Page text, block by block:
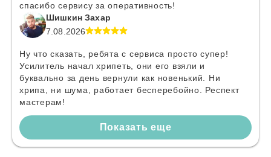
спасибо сервису за оперативность!
Шишкин Захар
7.08.2026
Ну что сказать, ребята с сервиса просто супер!
Усилитель начал хрипеть, они его взяли и
буквально за день вернули как новенький. Ни
хрипа, ни шума, работает бесперебойно. Респект
мастерам!
Показать еще